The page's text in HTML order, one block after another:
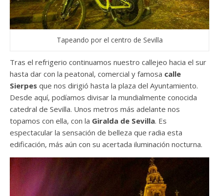
Tapeando por el centro de Sevilla
Tras el refrigerio continuamos nuestro callejeo hacia el sur
hasta dar con la peatonal, comercial y famosa calle
Sierpes que nos dirigió hasta la plaza del Ayuntamiento.
Desde aquí, podíamos divisar la mundialmente conocida
catedral de Sevilla. Unos metros más adelante nos
topamos con ella, con la Giralda de Sevilla. Es
espectacular la sensación de belleza que radia esta
edificación, más aún con su acertada iluminación nocturna.